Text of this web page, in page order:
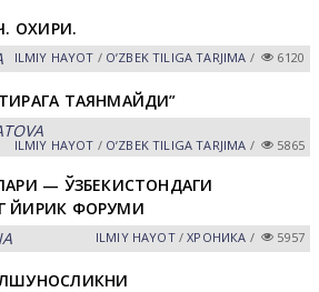
ОХИРИ.
ILMIY HАYOT / OʼZBEK TILIGА TАRJIMА / 6120
ТАЯНМАЙДИ”
ILMIY HАYOT / OʼZBEK TILIGА TАRJIMА / 5865
— ЎЗБЕКИСТОНДАГИ
ЙИРИК ФОРУМИ
ILMIY HАYOT/ХРОНИКА / 5957